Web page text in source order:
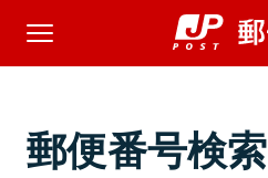
郵便番号検索